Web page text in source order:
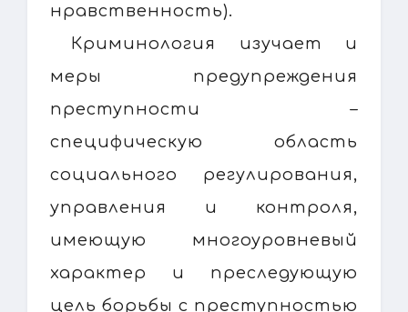
нравственность).
Криминология изучает и
меры предупреждения
преступности –
специфическую область
социального регулирования,
управления и контроля,
имеющую многоуровневый
характер и преследующую
цель борьбы с преступностью